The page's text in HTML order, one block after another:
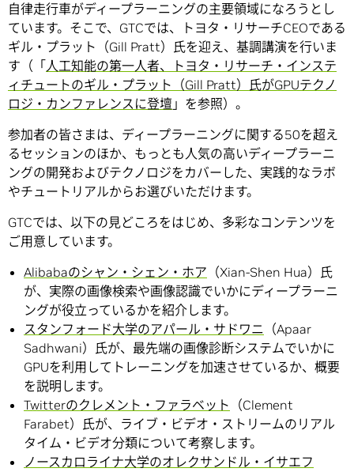
自律走行車がディープラーニングの主要領域になろうとし
ています。そこで、GTCでは、トヨタ・リサーチCEOである
ギル・プラット（Gill Pratt）氏を迎え、基調講演を行いま
す（「人工知能の第一人者、トヨタ・リサーチ・インステ
ィチュートのギル・プラット（Gill Pratt）氏がGPUテクノ
ロジ・カンファレンスに登壇 」を参照）。
参加者の皆さまは、ディープラーニングに関する50を超え
るセッションのほか、もっとも人気の高いディープラーニ
ングの開発およびテクノロジをカバーした、実践的なラボ
やチュートリアルからお選びいただけます。
GTCでは、以下の見どころをはじめ、多彩なコンテンツを
ご用意しています。
Alibabaのシャン・シェン・ホア （Xian-Shen Hua）氏
が、実際の画像検索や画像認識でいかにディープラーニ
ングが役立っているかを紹介します。
スタンフォード大学のアパール・サドワニ （Apaar
Sadhwani）氏が、最先端の画像診断システムでいかに
GPUを利用してトレーニングを加速させているか、概要
を説明します。
Twitterのクレメント・ファラベット （Clement
Farabet）氏が、ライブ・ビデオ・ストリームのリアル
タイム・ビデオ分類について考察します。
ノースカロライナ大学のオレクサンドル・イサエフ